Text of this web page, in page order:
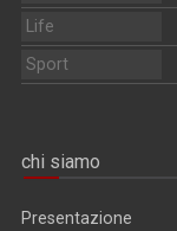
Life
Sport
chi siamo
Presentazione